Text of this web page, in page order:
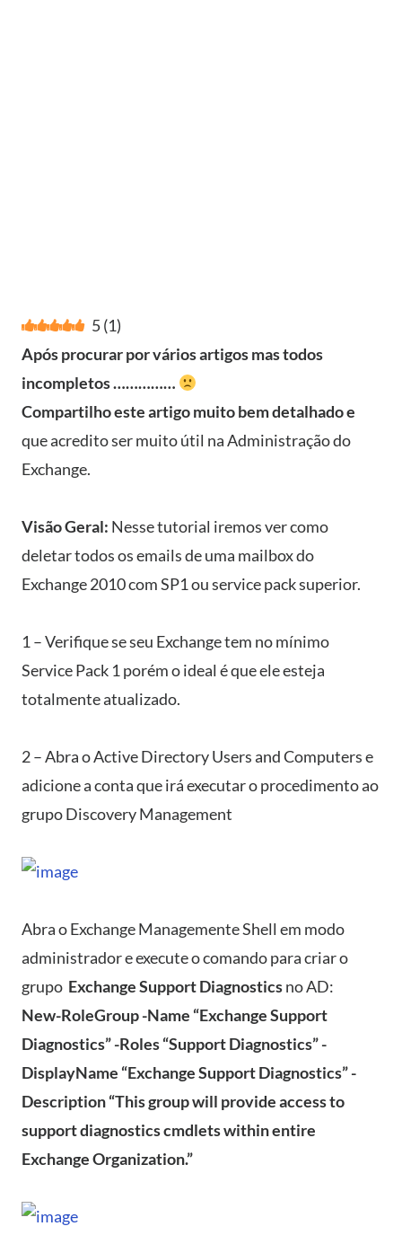
5(1)
Após procurar por vários artigos mas todos
incompletos ……………
Compartilho este artigomuito bem detalhado e
que acredito ser muito útil na Administração do
Exchange.
Visão Geral: Nesse tutorial iremos ver como
deletar todos os emails de uma mailbox do
Exchange 2010 com SP1 ou service pack superior.
1 – Verifique se seu Exchange tem no mínimo
Service Pack 1 porém o ideal é que ele esteja
totalmente atualizado.
2 – Abra o Active Directory Users and Computers e
adicione a conta que irá executar o procedimento ao
grupo Discovery Management
Abra o Exchange Managemente Shell em modo
administrador e execute o comando para criar o
grupo Exchange Support Diagnosticsno AD:
New-RoleGroup -Name “Exchange Support
Diagnostics” -Roles “Support Diagnostics” -
DisplayName “Exchange Support Diagnostics” -
Description “This group will provide access to
support diagnostics cmdlets within entire
Exchange Organization.”